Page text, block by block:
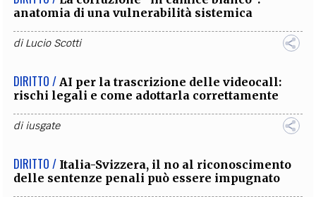
anatomia di una vulnerabilità sistemica
diLucio Scotti
DIRITTO / AI per la trascrizione delle videocall:
rischi legali e come adottarla correttamente
diiusgate
DIRITTO / Italia-Svizzera, il no al riconoscimento
delle sentenze penali può essere impugnato